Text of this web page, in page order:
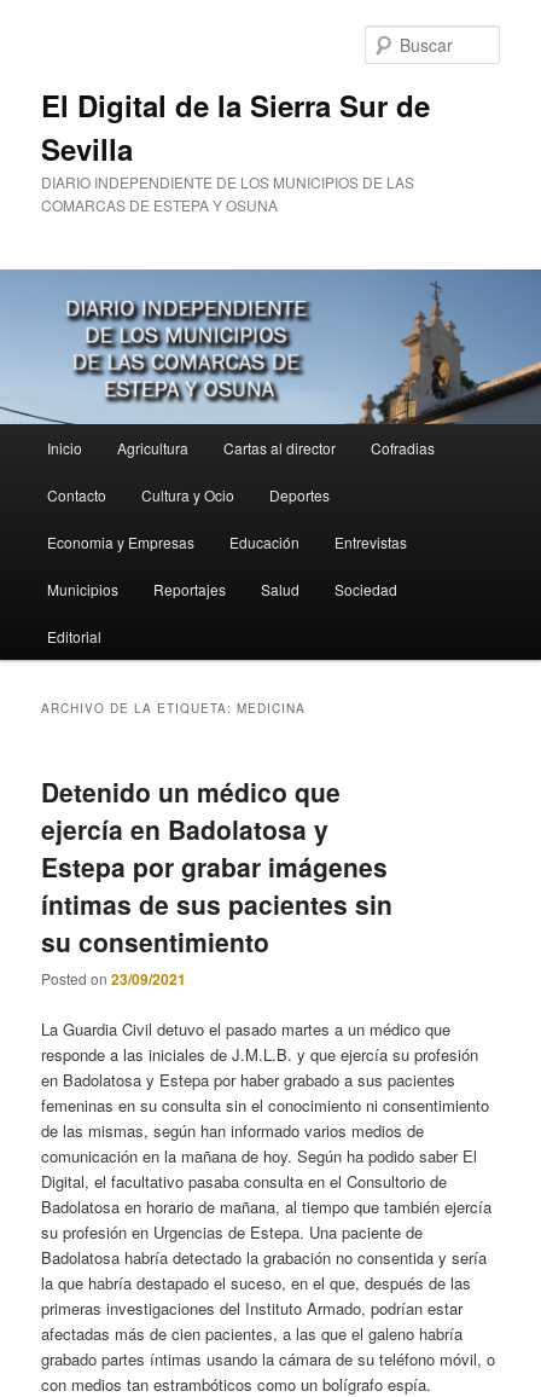
El Digital de la Sierra Sur de
Sevilla
DIARIO INDEPENDIENTE DE LOS MUNICIPIOS DE LAS
COMARCAS DE ESTEPA Y OSUNA
principal
Inicio Agricultura Cartas al director Cofradias
Contacto Cultura y Ocio Deportes
Economia y Empresas Educación Entrevistas
Municipios Reportajes Salud Sociedad
Editorial
ARCHIVO DE LA ETIQUETA:MEDICINA
Detenido un médico que
ejercía en Badolatosa y
Estepa por grabar imágenes
íntimas de sus pacientes sin
su consentimiento
Posted on23/09/2021
La Guardia Civil detuvo el pasado martes a un médico que
responde a las iniciales de J.M.L.B. y que ejercía su profesión
en Badolatosa y Estepa por haber grabado a sus pacientes
femeninas en su consulta sin el conocimiento ni consentimiento
de las mismas, según han informado varios medios de
comunicación en la mañana de hoy. Según ha podido saber El
Digital, el facultativo pasaba consulta en el Consultorio de
Badolatosa en horario de mañana, al tiempo que también ejercía
su profesión en Urgencias de Estepa. Una paciente de
Badolatosa habría detectado la grabación no consentida y sería
la que habría destapado el suceso, en el que, después de las
primeras investigaciones del Instituto Armado, podrían estar
afectadas más de cien pacientes, a las que el galeno habría
grabado partes íntimas usando la cámara de su teléfono móvil, o
con medios tan estrambóticos como un bolígrafo espía.